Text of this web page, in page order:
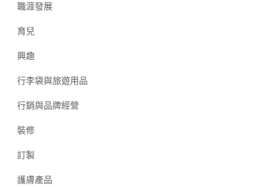
職涯發展
育兒
興趣
行李袋與旅遊用品
行銷與品牌經營
裝修
訂製
護膚產品